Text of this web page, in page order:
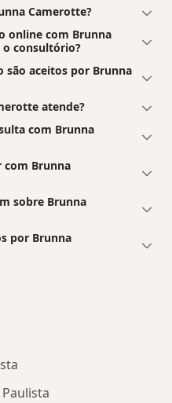
Camerotte?
online com Brunna
consultório?
são aceitos por Brunna
atende?
com Brunna
com Brunna
sobre Brunna
por Brunna